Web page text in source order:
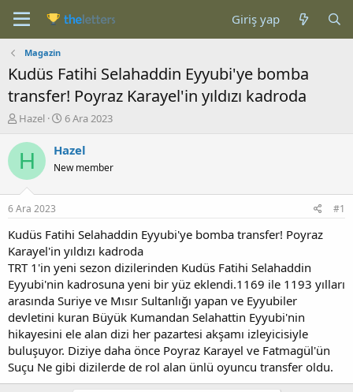
Giriş yap
Magazin
Kudüs Fatihi Selahaddin Eyyubi'ye bomba
transfer! Poyraz Karayel'in yıldızı kadroda
K
n
b
u
u
b
a
l
a
t
a
n
Hazel
B
ş
a
ç
a
r
h
i
6 Ara 2023
H Hazel
New member
6 Ara 2023 #1
Kudüs Fatihi Selahaddin Eyyubi'ye bomba transfer! Poyraz
Karayel'in yıldızı kadroda
TRT 1'in yeni sezon dizilerinden Kudüs Fatihi Selahaddin
Eyyubi'nin kadrosuna yeni bir yüz eklendi.1169 ile 1193 yılları
arasında Suriye ve Mısır Sultanlığı yapan ve Eyyubiler
devletini kuran Büyük Kumandan Selahattin Eyyubi'nin
hikayesini ele alan dizi her pazartesi akşamı izleyicisiyle
buluşuyor. Diziye daha önce Poyraz Karayel ve Fatmagül'ün
Suçu Ne gibi dizilerde de rol alan ünlü oyuncu transfer oldu.